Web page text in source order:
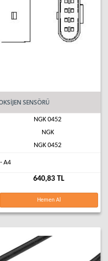
SENSÖRÜ
NGK 0452
NGK
NGK 0452
A4
640,83 TL
Hemen Al